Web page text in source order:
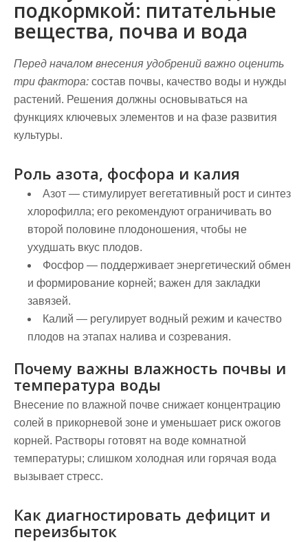
подкормкой: питательные
вещества, почва и вода
Перед началом внесения удобрений важно оценить
три фактора: состав почвы, качество воды и нужды
растений. Решения должны основываться на
функциях ключевых элементов и на фазе развития
культуры.
Роль азота, фосфора и калия
Азот — стимулирует вегетативный рост и синтез
хлорофилла; его рекомендуют ограничивать во
второй половине плодоношения, чтобы не
ухудшать вкус плодов.
Фосфор — поддерживает энергетический обмен
и формирование корней; важен для закладки
завязей.
Калий — регулирует водный режим и качество
плодов на этапах налива и созревания.
Почему важны влажность почвы и
температура воды
Внесение по влажной почве снижает концентрацию
солей в прикорневой зоне и уменьшает риск ожогов
корней. Растворы готовят на воде комнатной
температуры; слишком холодная или горячая вода
вызывает стресс.
Как диагностировать дефицит и
переизбыток